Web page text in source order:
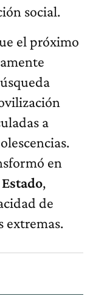
social.
el próximo
a
en
,
de
extremas.